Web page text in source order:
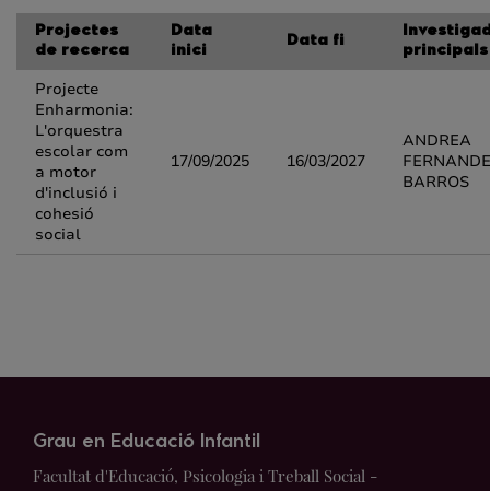
Projectes
de recerca
Data
inici
Data fi
principals
Projecte
Enharmonia:
L'orquestra
escolar com
a motor
d'inclusió i
cohesió
social
17/09/2025 16/03/2027
ANDREA
BARROS
Grau en Educació Infantil
Facultat d'Educació, Psicologia i Treball Social -